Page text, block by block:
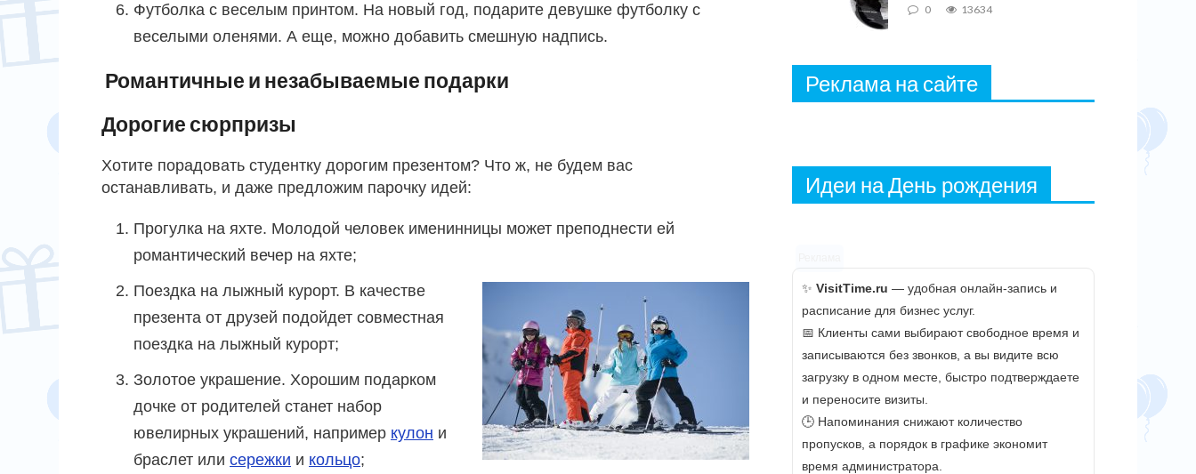
Футболка с веселым принтом. На новый год, подарите девушке футболку с
веселыми оленями. А еще, можно добавить смешную надпись.
Романтичные и незабываемые подарки
Дорогие сюрпризы
Хотите порадовать студентку дорогим презентом? Что ж, не будем вас
останавливать, и даже предложим парочку идей:
Прогулка на яхте. Молодой человек именинницы может преподнести ей
романтический вечер на яхте;
Поездка на лыжный курорт. В качестве
презента от друзей подойдет совместная
поездка на лыжный курорт;
Золотое украшение. Хорошим подарком
дочке от родителей станет набор
ювелирных украшений, например кулон и
браслет или сережки и кольцо;
0 13634
Реклама на сайте
Идеи на День рождения
✨ VisitTime.ru — удобная онлайн-запись и
расписание для бизнес услуг.
📅 Клиенты сами выбирают свободное время и
записываются без звонков, а вы видите всю
загрузку в одном месте, быстро подтверждаете
и переносите визиты.
🕒 Напоминания снижают количество
пропусков, а порядок в графике экономит
время администратора.